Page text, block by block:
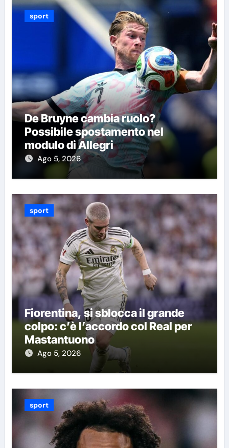
sport
De Bruyne cambia ruolo?
Possibile spostamento nel
modulo di Allegri
Ago 5, 2026
sport
Fiorentina, si sblocca il grande
colpo: c’è l’accordo col Real per
Mastantuono
Ago 5, 2026
sport